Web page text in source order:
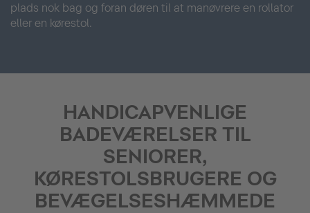
plads nok bag og foran døren til at manøvrere en rollator
eller en kørestol.
HANDICAPVENLIGE
BADEVÆRELSER TIL
SENIORER,
KØRESTOLSBRUGERE OG
BEVÆGELSESHÆMMEDE